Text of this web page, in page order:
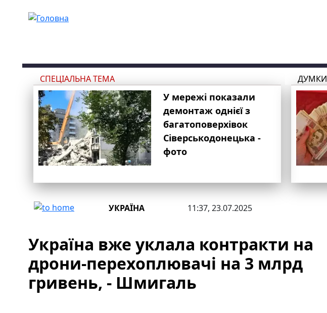
СПЕЦІАЛЬНА ТЕМА
У мережі показали
демонтаж однієї з
багатоповерхівок
Сіверськодонецька -
фото
ДУМКИ
УКРАЇНА 11:37, 23.07.2025
Україна вже уклала контракти на
дрони-перехоплювачі на 3 млрд
гривень, - Шмигаль